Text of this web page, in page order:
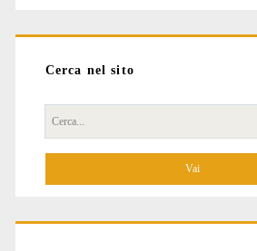
Cerca nel sito
Cerca
per: